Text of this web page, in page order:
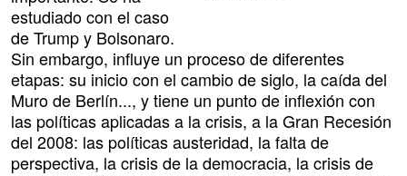
estudiado con el caso
de Trump y Bolsonaro.
Sin embargo, influye un proceso de diferentes
etapas: su inicio con el cambio de siglo, la caída del
Muro de Berlín..., y tiene un punto de inflexión con
las políticas aplicadas a la crisis, a la Gran Recesión
del 2008: las políticas austeridad, la falta de
perspectiva, la crisis de la democracia, la crisis de